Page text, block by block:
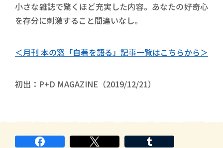
小さな雑誌で驚くほど充実した内容。あなたの好奇心
を存分に刺激すること間違いなし。
＜月刊 本の窓「自著を語る」記事一覧はこちらから＞
初出：P+D MAGAZINE（2019/12/21）